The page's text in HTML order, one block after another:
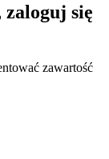
zaloguj się
zawartość